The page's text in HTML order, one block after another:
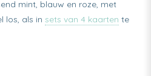
mint, blauw en roze, met
los, als in sets van 4 kaarten te